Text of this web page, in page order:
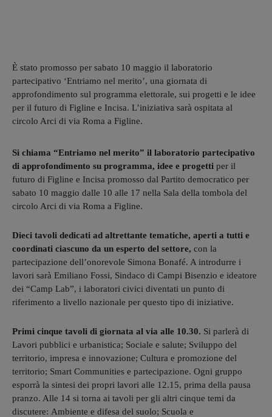
È stato promosso per sabato 10 maggio il laboratorio
partecipativo ‘Entriamo nel merito’, una giornata di
approfondimento sul programma elettorale, sui progetti e le idee
per il futuro di Figline e Incisa. L’iniziativa sarà ospitata al
circolo Arci di via Roma a Figline.
Si chiama “Entriamo nel merito” il laboratorio partecipativo
di approfondimento su programma, idee e progetti per il
futuro di Figline e Incisa promosso dal Partito democratico per
sabato 10 maggio dalle 10 alle 17 nella Sala della tombola del
circolo Arci di via Roma a Figline.
Dieci tavoli dedicati ad altrettante tematiche, aperti a tutti e
coordinati ciascuno da un esperto del settore, con la
partecipazione dell’onorevole Simona Bonafé. A introdurre i
lavori sarà Emiliano Fossi, Sindaco di Campi Bisenzio e ideatore
dei “Camp Lab”, i laboratori civici diventati un punto di
riferimento a livello nazionale per questo tipo di iniziative.
Primi cinque tavoli di giornata al via alle 10.30. Si parlerà di
Lavori pubblici e urbanistica; Sociale e salute; Sviluppo del
territorio, impresa e innovazione; Cultura e promozione del
territorio; Smart Communities e partecipazione. Ogni gruppo
esporrà la sintesi dei propri lavori alle 12.15, prima della pausa
pranzo. Alle 14 si torna ai tavoli per gli altri cinque temi da
discutere: Ambiente e difesa del suolo; Scuola e